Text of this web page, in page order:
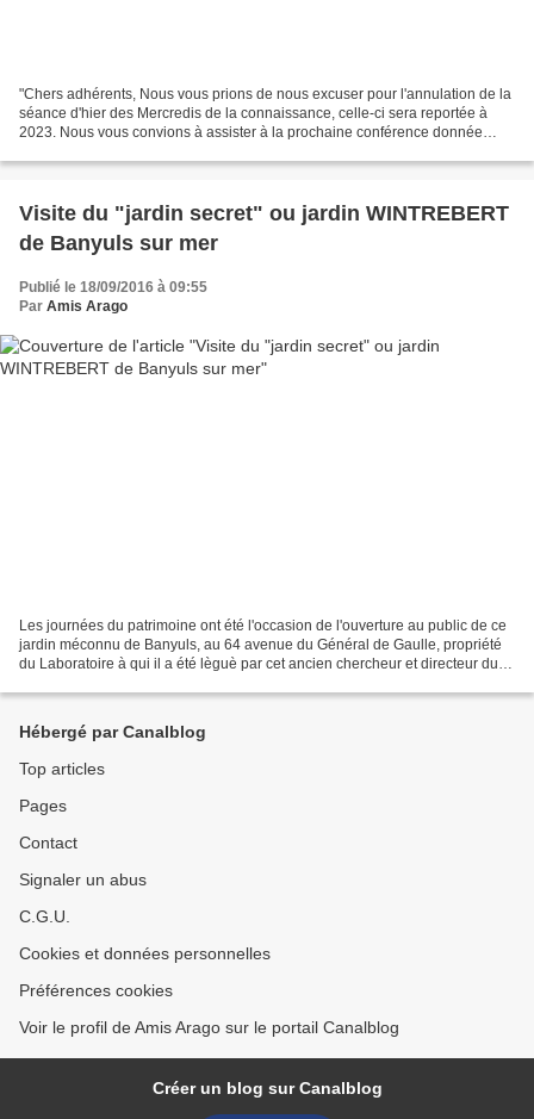
"Chers adhérents, Nous vous prions de nous excuser pour l'annulation de la
séance d'hier des Mercredis de la connaissance, celle-ci sera reportée à
2023. Nous vous convions à assister à la prochaine conférence donnée
Visite du "jardin secret" ou jardin WINTREBERT
de Banyuls sur mer
Publié le 18/09/2016 à 09:55
Par Amis Arago
Les journées du patrimoine ont été l'occasion de l'ouverture au public de ce
jardin méconnu de Banyuls, au 64 avenue du Général de Gaulle, propriété
du Laboratoire à qui il a été lèguè par cet ancien chercheur et directeur du
Hébergé par Canalblog
Top articles
Pages
Contact
Signaler un abus
C.G.U.
Cookies et données personnelles
Préférences cookies
Voir le profil de Amis Arago sur le portail Canalblog
Créer un blog sur Canalblog